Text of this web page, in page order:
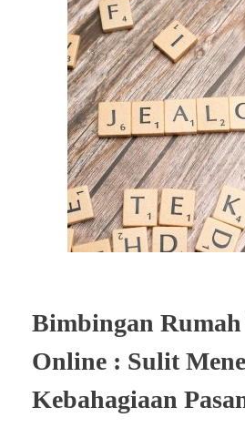
Bimbingan Rumah
Online : Sulit
Kebahagiaan